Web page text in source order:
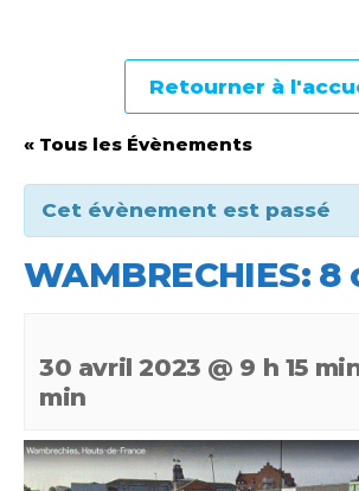
Retourner à
« Tous les Évènements
Cet évènement est passé
WAMBRECHIES: 8
30 avril 2023 @ 9 h 15
min